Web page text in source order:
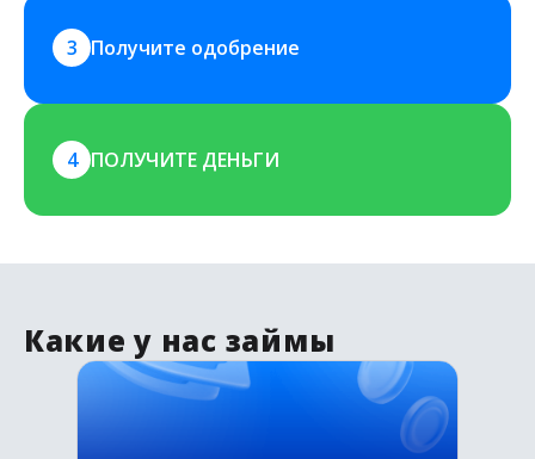
3 Получите одобрение
4 ПОЛУЧИТЕ ДЕНЬГИ
Какие у нас займы